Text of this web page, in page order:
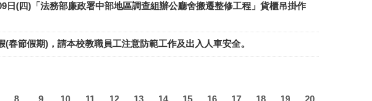
日(四)「法務部廉政署中部地區調查組辦公廳舍搬遷整修工程」貨櫃吊掛作
(春節假期)，請本校教職員工注意防範工作及出入人車安全。
8 9 10 11 12 13 14 15 16 17 18 19 20